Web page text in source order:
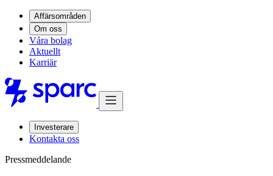
Affärsområden
Om oss
Våra bolag
Aktuellt
Karriär
Investerare
Kontakta oss
Pressmeddelande